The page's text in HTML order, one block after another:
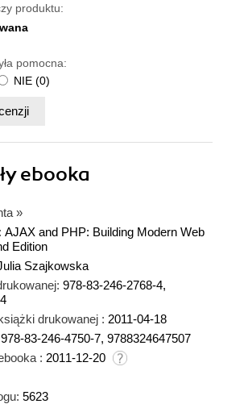
produktu:
pomocna:
NIE (0)
ebooka
»
AJAX and PHP: Building Modern Web
Edition
Szajkowska
978-83-246-2768-4,
drukowanej : 2011-04-18
978-83-246-4750-7, 9788324647507
: 2011-12-20
5623